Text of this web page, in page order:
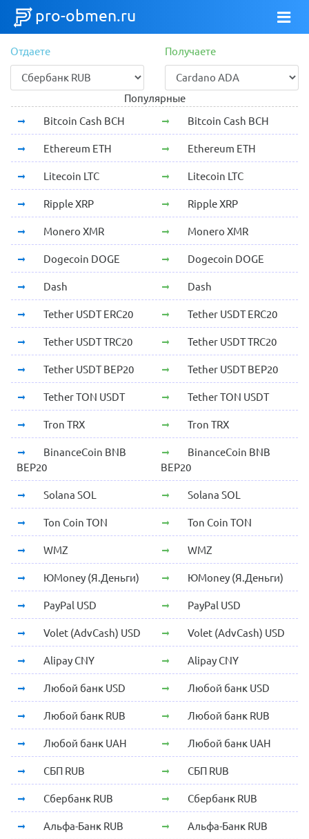
pro-obmen.ru
Отдаете Получаете
Популярные
Bitcoin Cash BCH
Bitcoin Cash BCH
Ethereum ETH Ethereum ETH
Litecoin LTC Litecoin LTC
Ripple XRP Ripple XRP
Monero XMR Monero XMR
Dogecoin DOGE Dogecoin DOGE
Dash Dash
Tether USDT ERC20 Tether USDT ERC20
Tether USDT TRC20 Tether USDT TRC20
Tether USDT BEP20 Tether USDT BEP20
Tether TON USDT Tether TON USDT
Tron TRX Tron TRX
BinanceCoin BNB
BEP20
BinanceCoin BNB
BEP20
Solana SOL Solana SOL
Ton Coin TON Ton Coin TON
WMZ WMZ
ЮMoney (Я.Деньги) ЮMoney (Я.Деньги)
PayPal USD PayPal USD
Volet (AdvCash) USD Volet (AdvCash) USD
Alipay CNY Alipay CNY
Любой банк USD Любой банк USD
Любой банк RUB Любой банк RUB
Любой банк UAH Любой банк UAH
СБП RUB СБП RUB
Сбербанк RUB Сбербанк RUB
Альфа-Банк RUB Альфа-Банк RUB